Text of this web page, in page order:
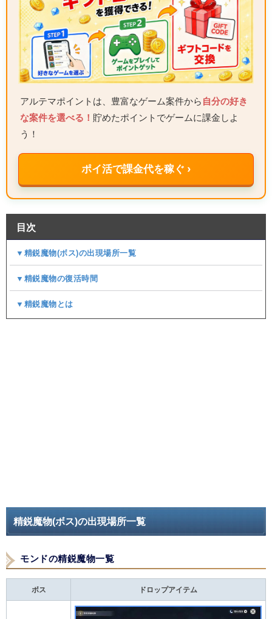
アルテマポイントは、豊富なゲーム案件から 自分の好き
な案件を選べる！ 貯めたポイントでゲームに課金しよ
う！
ポイ活で課金代を稼ぐ ›
目次
▼精鋭魔物(ボス)の出現場所一覧
▼精鋭魔物の復活時間
▼精鋭魔物とは
精鋭魔物(ボス)の出現場所一覧
モンドの精鋭魔物一覧
ボス ドロップアイテム